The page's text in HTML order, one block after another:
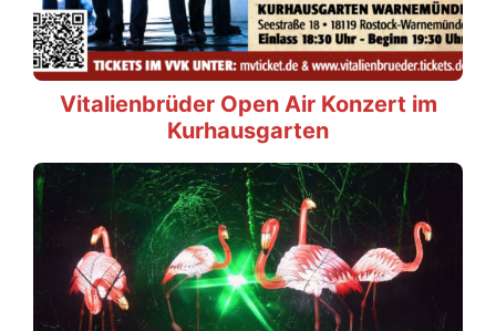
Vitalienbrüder Open Air Konzert im
Kurhausgarten